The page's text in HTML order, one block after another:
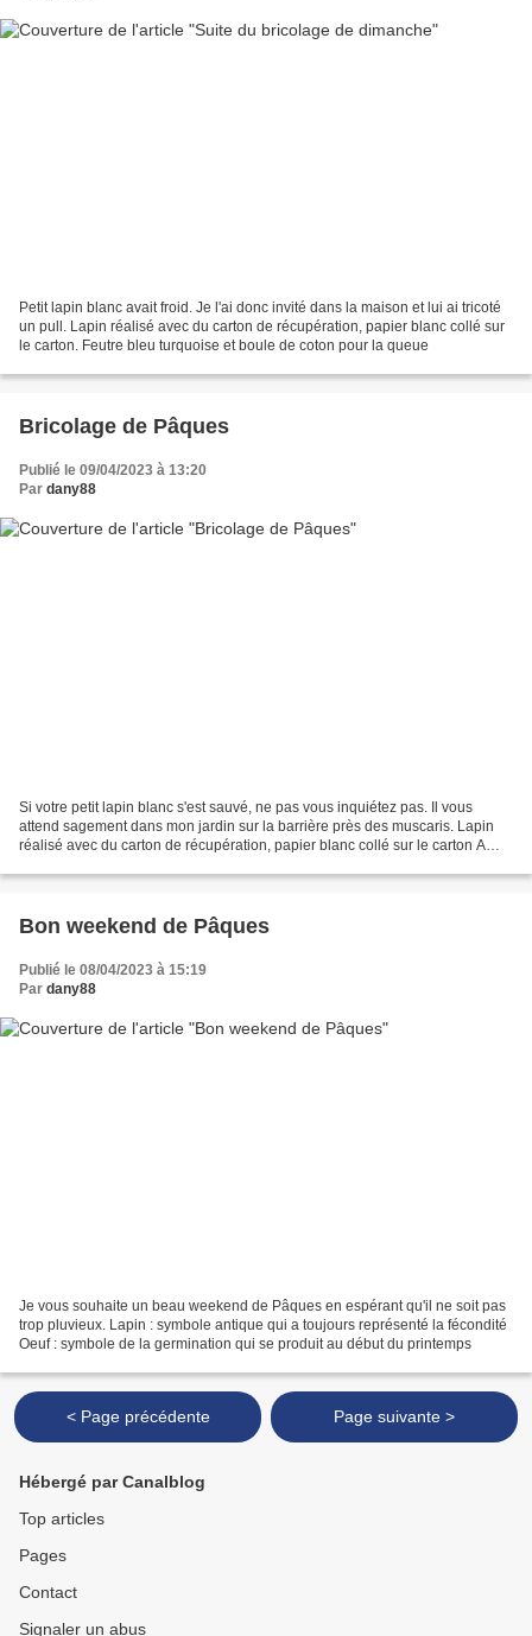
Petit lapin blanc avait froid. Je l'ai donc invité dans la maison et lui ai tricoté
un pull. Lapin réalisé avec du carton de récupération, papier blanc collé sur
le carton. Feutre bleu turquoise et boule de coton pour la queue
Bricolage de Pâques
Publié le 09/04/2023 à 13:20
Par dany88
Si votre petit lapin blanc s'est sauvé, ne pas vous inquiétez pas. Il vous
attend sagement dans mon jardin sur la barrière près des muscaris. Lapin
réalisé avec du carton de récupération, papier blanc collé sur le carton A
Bon weekend de Pâques
Publié le 08/04/2023 à 15:19
Par dany88
Je vous souhaite un beau weekend de Pâques en espérant qu'il ne soit pas
trop pluvieux. Lapin : symbole antique qui a toujours représenté la fécondité
Oeuf : symbole de la germination qui se produit au début du printemps
< Page précédente Page suivante >
Hébergé par Canalblog
Top articles
Pages
Contact
Signaler un abus